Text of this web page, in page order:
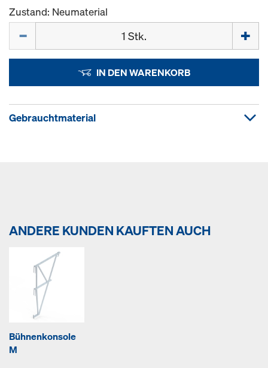
Zustand: Neumaterial
IN DEN WARENKORB
Gebrauchtmaterial
ANDERE KUNDEN KAUFTEN AUCH
Bühnenkonsole
M